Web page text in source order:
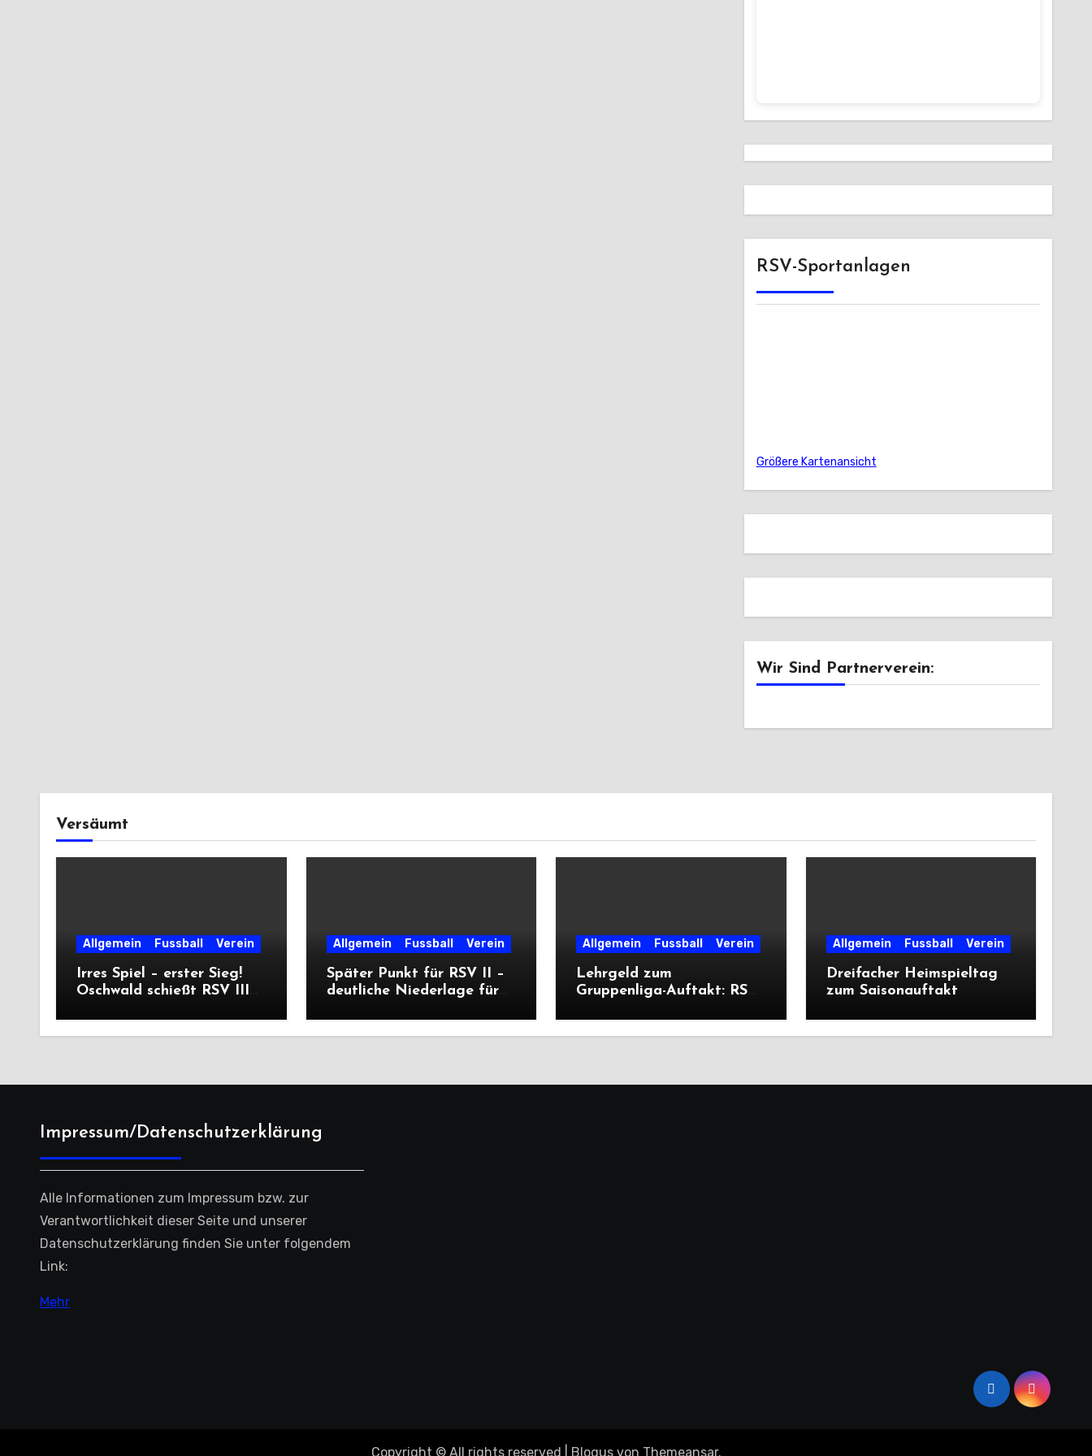
RSV-Sportanlagen
Größere Kartenansicht
Wir Sind Partnerverein:
Versäumt
Allgemein Fussball Verein
Irres Spiel – erster Sieg!
Oschwald schießt RSV III
Premiere
Allgemein Fussball Verein
Später Punkt für RSV II –
deutliche Niederlage für
Allgemein Fussball Verein
Lehrgeld zum
Gruppenliga-Auftakt: RSV
deutlich
Allgemein Fussball Verein
Dreifacher Heimspieltag
zum Saisonauftakt
Impressum/Datenschutzerklärung
Alle Informationen zum Impressum bzw. zur
Verantwortlichkeit dieser Seite und unserer
Datenschutzerklärung finden Sie unter folgendem
Link:
Mehr
Copyright © All rights reserved Blogusvon Themeansar.